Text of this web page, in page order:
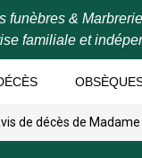
funèbres &
familiale et
de décès de